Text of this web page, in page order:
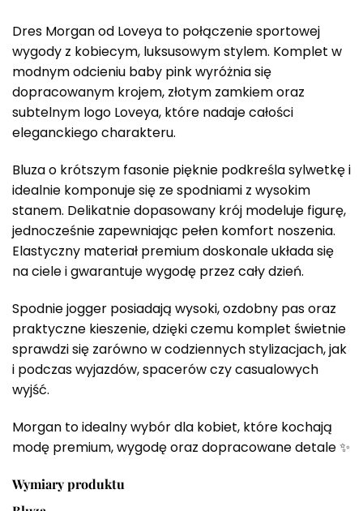
Dres Morgan od Loveya to połączenie sportowej
wygody z kobiecym, luksusowym stylem. Komplet w
modnym odcieniu baby pink wyróżnia się
dopracowanym krojem, złotym zamkiem oraz
subtelnym logo Loveya, które nadaje całości
eleganckiego charakteru.
Bluza o krótszym fasonie pięknie podkreśla sylwetkę i
idealnie komponuje się ze spodniami z wysokim
stanem. Delikatnie dopasowany krój modeluje figurę,
jednocześnie zapewniając pełen komfort noszenia.
Elastyczny materiał premium doskonale układa się
na ciele i gwarantuje wygodę przez cały dzień.
Spodnie jogger posiadają wysoki, ozdobny pas oraz
praktyczne kieszenie, dzięki czemu komplet świetnie
sprawdzi się zarówno w codziennych stylizacjach, jak
i podczas wyjazdów, spacerów czy casualowych
wyjść.
Morgan to idealny wybór dla kobiet, które kochają
modę premium, wygodę oraz dopracowane detale ✨
Wymiary produktu